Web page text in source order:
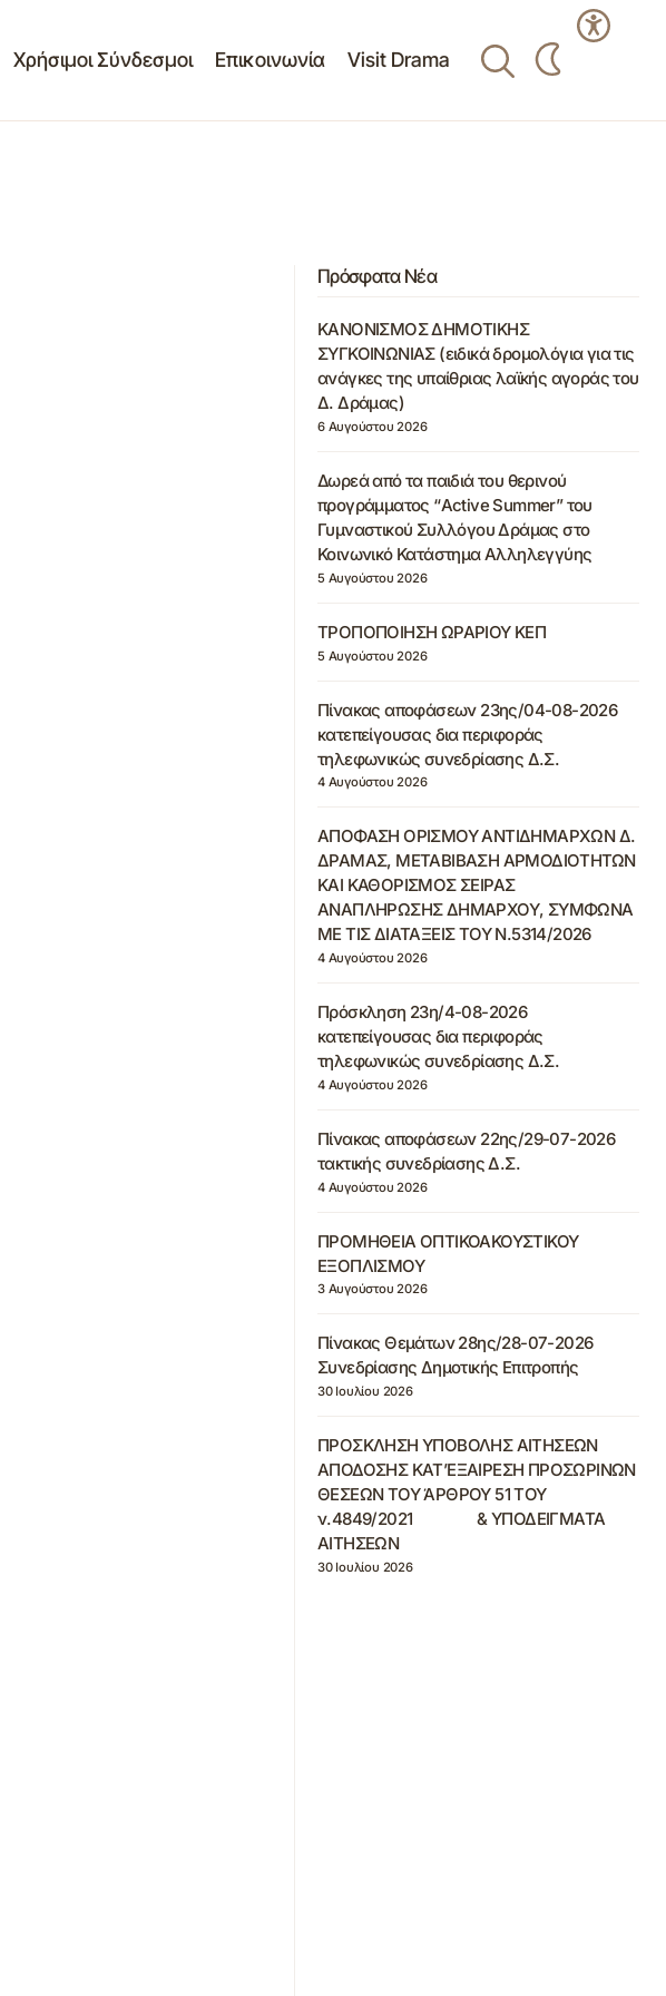
Χρήσιμοι Σύνδεσμοι Επικοινωνία Visit Drama
Πρόσφατα Νέα
ΚΑΝΟΝΙΣΜΟΣ ΔΗΜΟΤΙΚΗΣ
ΣΥΓΚΟΙΝΩΝΙΑΣ (ειδικά δρομολόγια για τις
ανάγκες της υπαίθριας λαϊκής αγοράς του
Δ. Δράμας)
6 Αυγούστου 2026
Δωρεά από τα παιδιά του θερινού
προγράμματος “Active Summer” του
Γυμναστικού Συλλόγου Δράμας στο
Κοινωνικό Κατάστημα Αλληλεγγύης
5 Αυγούστου 2026
ΤΡΟΠΟΠΟΙΗΣΗ ΩΡΑΡΙΟΥ ΚΕΠ
5 Αυγούστου 2026
Πίνακας αποφάσεων 23ης/04-08-2026
κατεπείγουσας δια περιφοράς
τηλεφωνικώς συνεδρίασης Δ.Σ.
4 Αυγούστου 2026
ΑΠΟΦΑΣΗ ΟΡΙΣΜΟΥ ΑΝΤΙΔΗΜΑΡΧΩΝ Δ.
ΔΡΑΜΑΣ, ΜΕΤΑΒΙΒΑΣΗ ΑΡΜΟΔΙΟΤΗΤΩΝ
ΚΑΙ ΚΑΘΟΡΙΣΜΟΣ ΣΕΙΡΑΣ
ΑΝΑΠΛΗΡΩΣΗΣ ΔΗΜΑΡΧΟΥ, ΣΥΜΦΩΝΑ
ΜΕ ΤΙΣ ΔΙΑΤΑΞΕΙΣ ΤΟΥ Ν.5314/2026
4 Αυγούστου 2026
Πρόσκληση 23η/4-08-2026
κατεπείγουσας δια περιφοράς
τηλεφωνικώς συνεδρίασης Δ.Σ.
4 Αυγούστου 2026
Πίνακας αποφάσεων 22ης/29-07-2026
τακτικής συνεδρίασης Δ.Σ.
4 Αυγούστου 2026
ΠΡΟΜΗΘΕΙΑ ΟΠΤΙΚΟΑΚΟΥΣΤΙΚΟΥ
ΕΞΟΠΛΙΣΜΟΥ
3 Αυγούστου 2026
Πίνακας Θεμάτων 28ης/28-07-2026
Συνεδρίασης Δημοτικής Επιτροπής
30 Ιουλίου 2026
ΠΡΟΣΚΛΗΣΗ ΥΠΟΒΟΛΗΣ ΑΙΤΗΣΕΩΝ
ΑΠΟΔΟΣΗΣ ΚΑΤ’ΕΞΑΙΡΕΣΗ ΠΡΟΣΩΡΙΝΩΝ
ΘΕΣΕΩΝ ΤΟΥ ΆΡΘΡΟΥ 51 ΤΟΥ
ν.4849/2021 & ΥΠΟΔΕΙΓΜΑΤΑ
ΑΙΤΗΣΕΩΝ
30 Ιουλίου 2026